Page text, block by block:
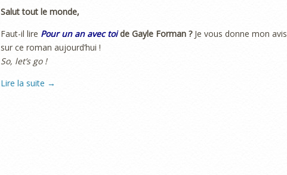
Salut tout le monde,
Faut-il lire Pour un an avec toide Gayle Forman ?Je vous donne mon avis
sur ce roman aujourd’hui !
So, let’s go !
Lire la suite →